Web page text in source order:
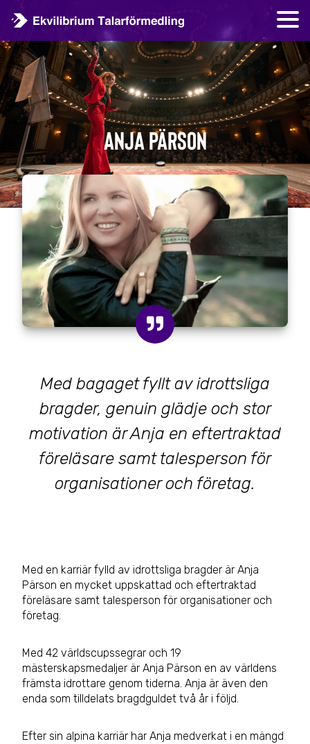
Anja Pärson
Med bagaget fyllt av idrottsliga
bragder, genuin glädje och stor
motivation är Anja en eftertraktad
föreläsare samt talesperson för
organisationer och företag.
Med en karriär fylld av idrottsliga bragder är Anja
Pärson en mycket uppskattad och eftertraktad
föreläsare samt talesperson för organisationer och
företag.
Med 42 världscupssegrar och 19
mästerskapsmedaljer är Anja Pärson en av världens
främsta idrottare genom tiderna. Anja är även den
enda som tilldelats bragdguldet två år i följd.
Efter sin alpina karriär har Anja medverkat i en mängd